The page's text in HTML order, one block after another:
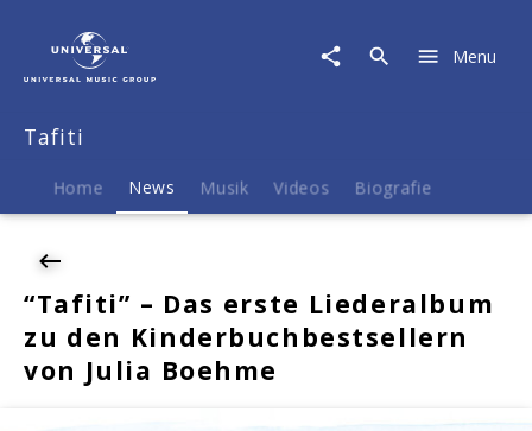
Liederalbum
Julia
Boehme
Menu
Tafiti
Home News Musik Videos Biografie
“Tafiti” – Das erste Liederalbum
zu den Kinderbuchbestsellern
von Julia Boehme